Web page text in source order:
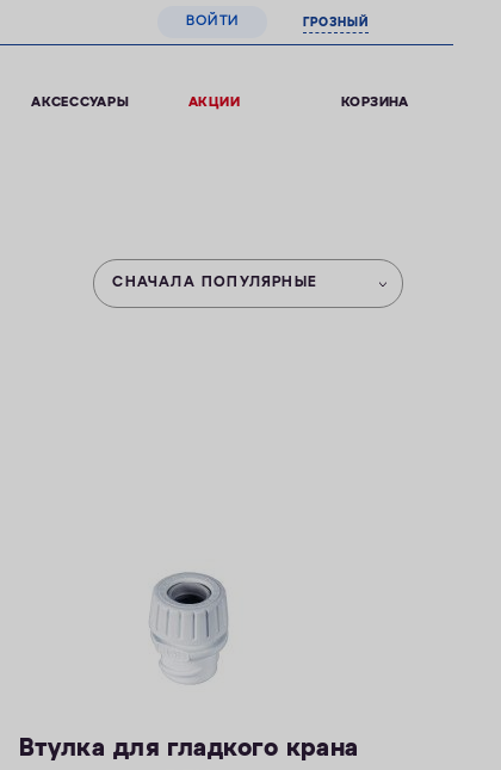
ВОЙТИ ГРОЗНЫЙ
АКСЕССУАРЫ АКЦИИ КОРЗИНА
СНАЧАЛА ПОПУЛЯРНЫЕ
Втулка для гладкого крана